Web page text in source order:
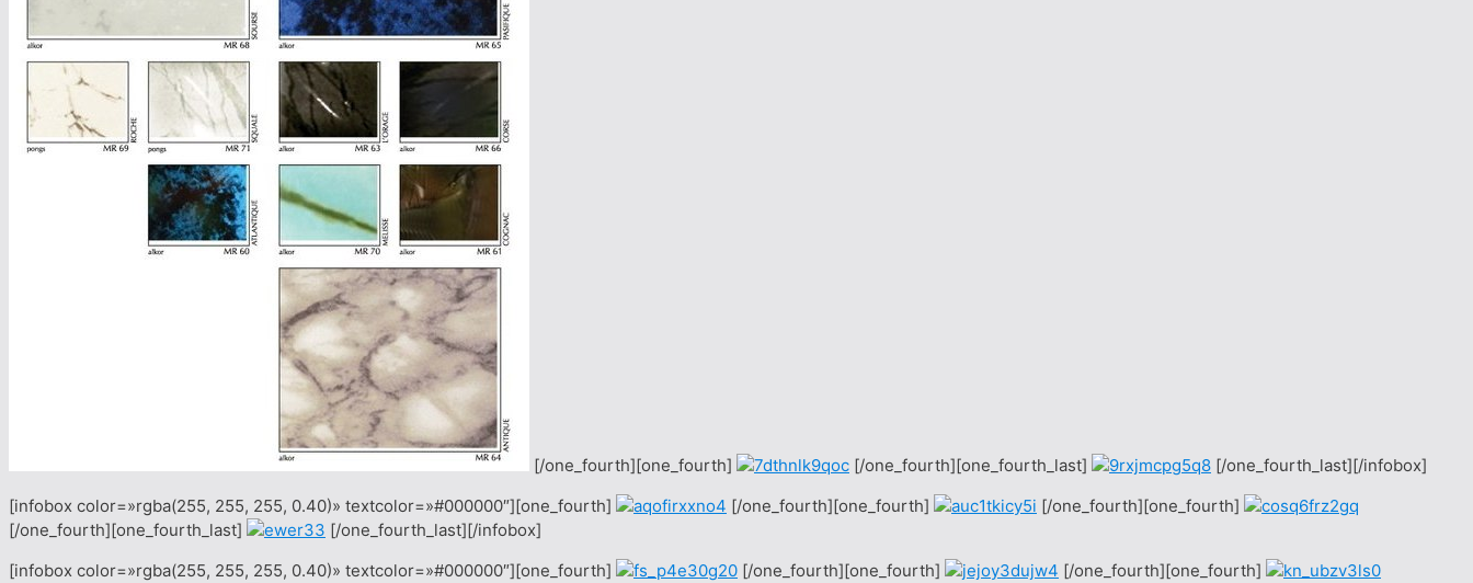
[/one_fourth][one_fourth] [/one_fourth][one_fourth_last]
[/one_fourth_last][/infobox]
[infobox color=»rgba(255, 255, 255, 0.40)» textcolor=»#000000″][one_fourth]
[/one_fourth][one_fourth]
[/one_fourth][one_fourth]
[/one_fourth][one_fourth_last]
[/one_fourth_last][/infobox]
[infobox color=»rgba(255, 255, 255, 0.40)» textcolor=»#000000″][one_fourth]
[/one_fourth][one_fourth]
[/one_fourth][one_fourth]